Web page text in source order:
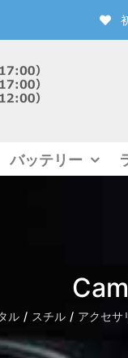
バッテリー
ル スチル アクセサ